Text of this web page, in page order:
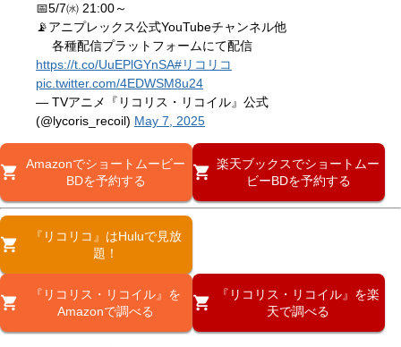
📅5/7㈬ 21:00～
📡アニプレックス公式YouTubeチャンネル他
各種配信プラットフォームにて配信
https://t.co/UuEPlGYnSA#リコリコ
pic.twitter.com/4EDWSM8u24
— TVアニメ『リコリス・リコイル』公式
(@lycoris_recoil) May 7, 2025
Amazonでショートムービー
BDを予約する
楽天ブックスでショートムー
ビーBDを予約する
『リコリコ』はHuluで見放
題！
『リコリス・リコイル』を
Amazonで調べる
『リコリス・リコイル』を楽
天で調べる